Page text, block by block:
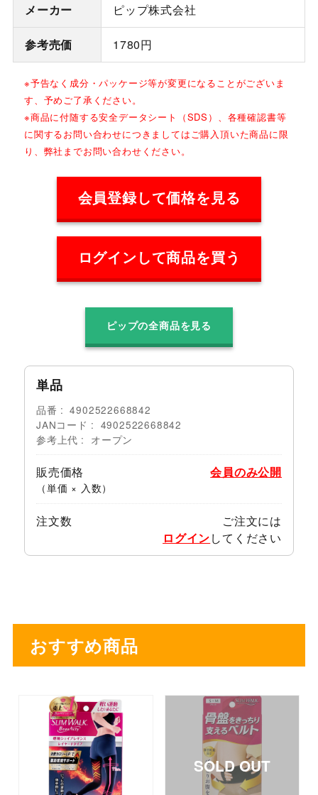
メーカー ピップ株式会社
参考売価 1780円
※予告なく成分・パッケージ等が変更になることがございま
す、予めご了承ください。
※商品に付随する安全データシート（SDS）、各種確認書等
に関するお問い合わせにつきましてはご購入頂いた商品に限
り、弊社までお問い合わせください。
会員登録して価格を見る
ログインして商品を買う
ピップの全商品を見る
単品
品番
4902522668842
JANコード
4902522668842
参考上代
オープン
販売価格
（単価 × 入数）
会員のみ公開
注文数
ご注文には
ログインしてください
おすすめ商品